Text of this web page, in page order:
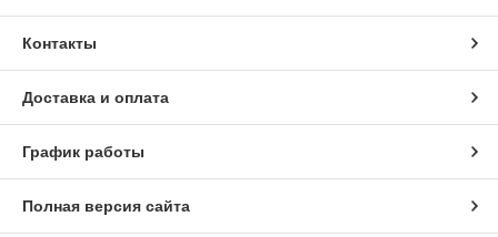
Контакты
Доставка и оплата
График работы
Полная версия сайта